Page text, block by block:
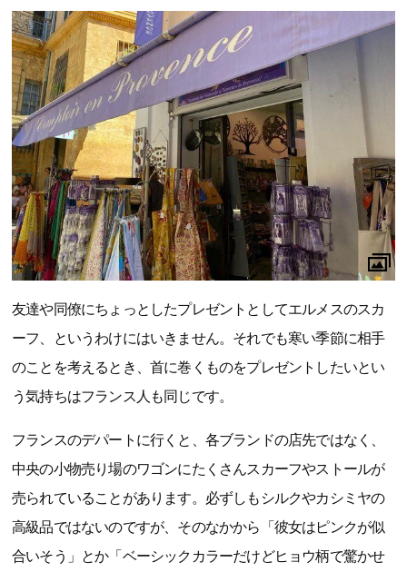
友達や同僚にちょっとしたプレゼントとしてエルメスのスカ
ーフ、というわけにはいきません。それでも寒い季節に相手
のことを考えるとき、首に巻くものをプレゼントしたいとい
う気持ちはフランス人も同じです。
フランスのデパートに行くと、各ブランドの店先ではなく、
中央の小物売り場のワゴンにたくさんスカーフやストールが
売られていることがあります。必ずしもシルクやカシミヤの
高級品ではないのですが、そのなかから「彼女はピンクが似
合いそう」とか「ベーシックカラーだけどヒョウ柄で驚かせ